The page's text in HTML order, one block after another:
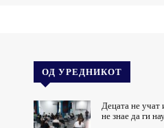
ОД УРЕДНИКОТ
Децата не учат
не знае да ги